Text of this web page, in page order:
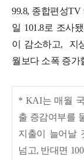
99.8, 종합편성TV
일 101.8로 조사
이 감소하고, 지
월보다 소폭 증가
* KAI는 매월
출 증감여부를
지출이 늘어날
넘고, 반대면